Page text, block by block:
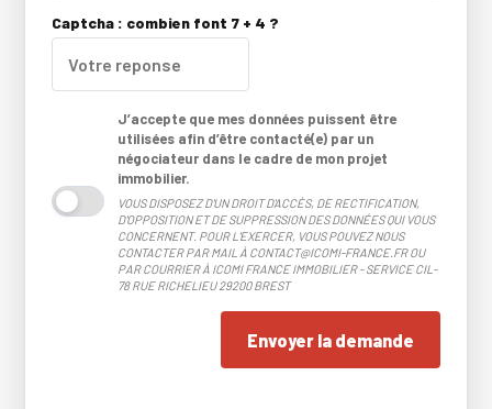
Captcha : combien font 7 + 4 ?
J’accepte que mes données puissent être
utilisées afin d’être contacté(e) par un
négociateur dans le cadre de mon projet
immobilier.
VOUS DISPOSEZ D'UN DROIT D'ACCÈS, DE RECTIFICATION,
D'OPPOSITION ET DE SUPPRESSION DES DONNÉES QUI VOUS
CONCERNENT. POUR L'EXERCER, VOUS POUVEZ NOUS
CONTACTER PAR MAIL À CONTACT@ICOMI-FRANCE.FR OU
PAR COURRIER À ICOMI FRANCE IMMOBILIER - SERVICE CIL-
78 RUE RICHELIEU 29200 BREST
Envoyer la demande